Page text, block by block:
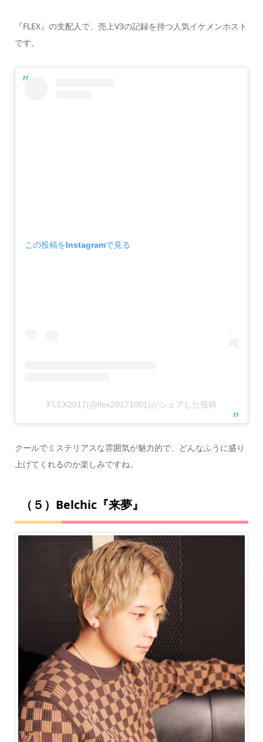
『FLEX』の支配人で、売上V3の記録を持つ人気イケメンホスト
です。
この投稿をInstagramで見る
FLEX2017(@flex20171001)がシェアした投稿
クールでミステリアスな雰囲気が魅力的で、どんなふうに盛り
上げてくれるのか楽しみですね。
（５）Belchic『来夢』